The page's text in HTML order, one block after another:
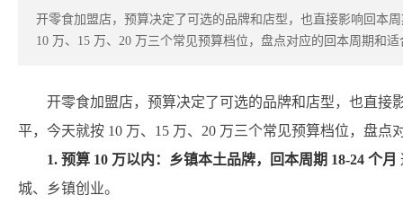
开零食加盟店，预算决定了可选的品牌和店型，也直接影响回本
10 万、15 万、20 万三个常见预算档位，盘点对应的回本周期和
开零食加盟店，预算决定了可选的品牌和店型，也直接
平，今天就按 10 万、15 万、20 万三个常见预算档位，盘
1. 预算 10 万以内：乡镇本土品牌，回本周期 18-24 个月
城、乡镇创业。